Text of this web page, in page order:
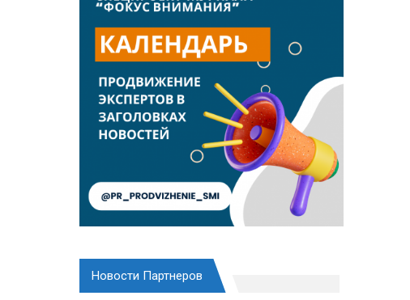
Новости Партнеров